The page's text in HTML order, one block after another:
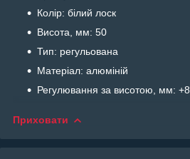
Колір: білий лоск
Висота, мм: 50
Тип: регульована
Матеріал: алюміній
Регулювання за висотою, мм: +8
Приховати